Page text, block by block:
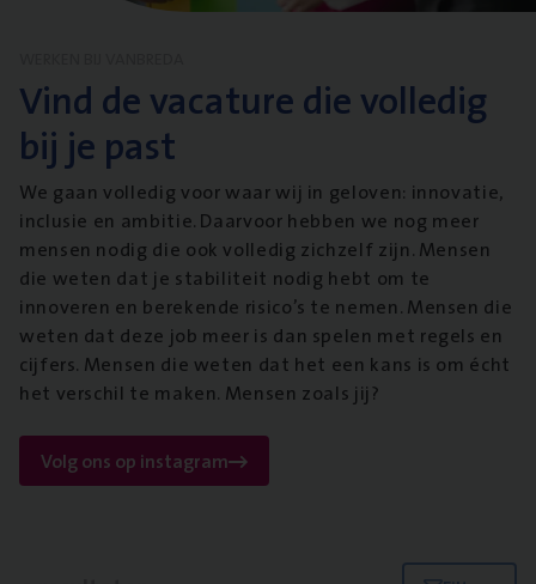
Vind de vacature die volledig
bij je past
We gaan volledig voor waar wij in geloven: innovatie,
inclusie en ambitie. Daarvoor hebben we nog meer
mensen nodig die ook volledig zichzelf zijn. Mensen
die weten dat je stabiliteit nodig hebt om te
innoveren en berekende risico’s te nemen. Mensen die
weten dat deze job meer is dan spelen met regels en
cijfers. Mensen die weten dat het een kans is om écht
het verschil te maken. Mensen zoals jij?
Volg ons op instagram